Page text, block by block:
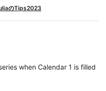
のTips2023
when Calendar 1 is filled